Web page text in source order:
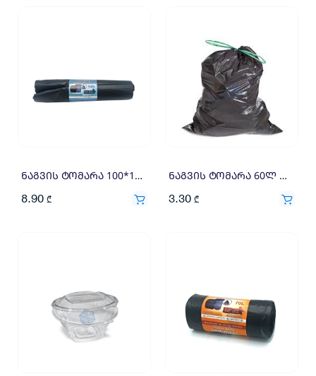
ნაგვის ტომარა 100*150 (10) 23 მკრ
8.90 ₾
ნაგვის ტომარა 60ლ თასმით (10)
3.30 ₾